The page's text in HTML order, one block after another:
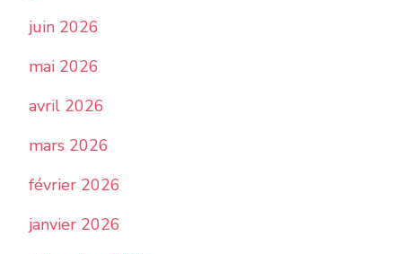
juin 2026
mai 2026
avril 2026
mars 2026
février 2026
janvier 2026